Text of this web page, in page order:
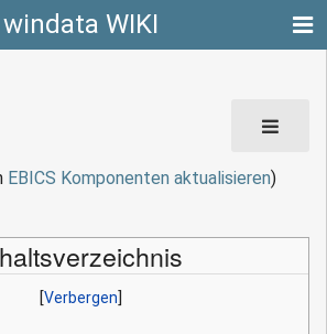
windata WIKI
EBICS Komponenten aktualisieren)